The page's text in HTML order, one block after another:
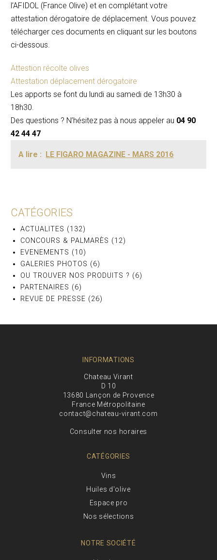
l’AFIDOL (France Olive) et en complétant votre
attestation dérogatoire de déplacement. Vous pouvez
télécharger ces documents en cliquant sur les boutons
ci-dessous.
Attestion récolte olives
Attestation déplacement dérogatoire
Les apports se font du lundi au samedi de 13h30 à
18h30.
Des questions ? N’hésitez pas à nous appeler au 04 90
42 44 47
A lire : LE FIGARO MAGAZINE - MARS 2016
CATÉGORIES
ACTUALITES (132)
CONCOURS & PALMARÈS (12)
EVENEMENTS (10)
GALERIES PHOTOS (6)
OU TROUVER NOS PRODUITS ? (6)
PARTENAIRES (6)
REVUE DE PRESSE (26)
INFORMATIONS
Chateau Virant
D 10
13680 Lançon de Provence
France Métropolitaine
contact@chateau-virant.com
Consulter nos horaires
CATÉGORIES
Vins
Huiles d'olive
Espace pro
Nos sélections
NOTRE SOCIÉTÉ